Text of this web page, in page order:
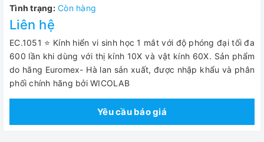
Tình trạng: Còn hàng
Liên hệ
EC.1051 ⭐ Kính hiển vi sinh học 1 mắt với độ phóng đại tối đa
600 lần khi dùng với thị kính 10X và vật kính 60X. Sản phẩm
do hãng Euromex- Hà lan sản xuất, được nhập khẩu và phân
phối chính hãng bởi WICOLAB
Yêu cầu báo giá